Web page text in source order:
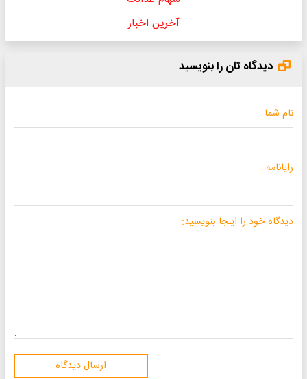
آخرین اخبار
دیدگاه تان را بنویسید
نام شما
رایانامه
دیدگاه خود را اینجا بنویسید:
ارسال دیدگاه